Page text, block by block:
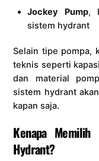
Jockey Pump,
sistem hydrant
Selain tipe pompa,
teknis seperti
dan material
sistem hydrant
kapan saja.
Kenapa Memilih
Hydrant?